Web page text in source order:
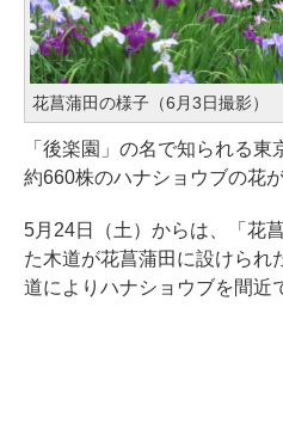
花菖蒲田の様子（6月3日撮影）
「後楽園」の名で知られる東
約660株のハナショウブの花
5月24日（土）からは、「花
た木道が花菖蒲田に設けられ
道によりハナショウブを間近